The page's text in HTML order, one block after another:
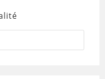
Press
to